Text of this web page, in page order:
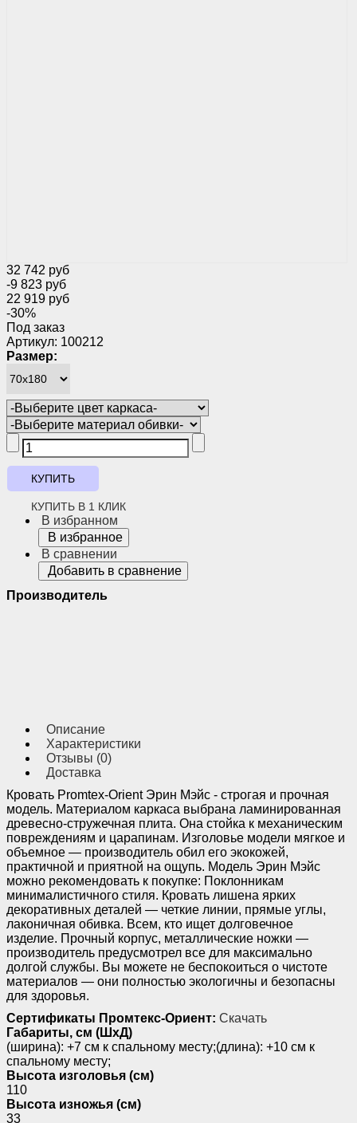
32 742 руб
-9 823 руб
22 919 руб
-30%
Под заказ
Артикул: 100212
Размер:
КУПИТЬ В 1 КЛИК
В избранном
В избранное
В сравнении
Добавить в сравнение
Производитель
Описание
Характеристики
Отзывы (0)
Доставка
Кровать Promtex-Orient Эрин Мэйс - строгая и прочная
модель. Материалом каркаса выбрана ламинированная
древесно-стружечная плита. Она стойка к механическим
повреждениям и царапинам. Изголовье модели мягкое и
объемное — производитель обил его экокожей,
практичной и приятной на ощупь. Модель Эрин Мэйс
можно рекомендовать к покупке: Поклонникам
минималистичного стиля. Кровать лишена ярких
декоративных деталей — четкие линии, прямые углы,
лаконичная обивка. Всем, кто ищет долговечное
изделие. Прочный корпус, металлические ножки —
производитель предусмотрел все для максимально
долгой службы. Вы можете не беспокоиться о чистоте
материалов — они полностью экологичны и безопасны
для здоровья.
Сертификаты Промтекс-Ориент: Скачать
Габариты, см (ШхД)
(ширина): +7 см к спальному месту;(длина): +10 см к
спальному месту;
Высота изголовья (см)
110
Высота изножья (см)
33